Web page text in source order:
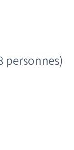
personnes)